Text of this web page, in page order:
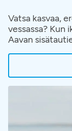
Vatsa kasvaa,
vessassa? Kun
Aavan
mennä